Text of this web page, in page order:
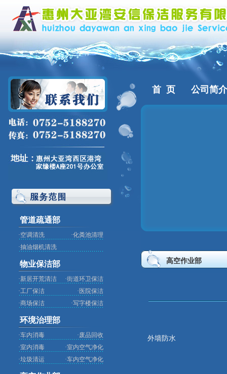
管道疏通部
·空调清洗 ·化粪池清理
·抽油烟机清洗
物业保洁部
·新居开荒清洁 ·街道环卫保洁
·工厂保洁 · 医院保洁
·商场保洁 ·写字楼保洁
环境治理部
·车内消毒 ·废品回收
·室内消毒 ·室内空气净化
·垃圾清运 ·车内空气净化
首 页 公司简介
高空作业部
外墙防水